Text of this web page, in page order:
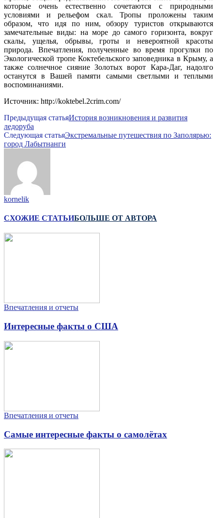
которые очень естественно сочетаются с природными
условиями и рельефом скал. Тропы проложены таким
образом, что идя по ним, обзору туристов открываются
замечательные виды: на море до самого горизонта, вокруг
скалы, ущелья, обрывы, гроты и невероятной красоты
природа. Впечатления, полученные во время прогулки по
Экологической тропе Коктебельского заповедника в Крыму, а
также солнечное сияние Золотых ворот Кара-Даг, надолго
останутся в Вашей памяти самыми светлыми и теплыми
воспоминаниями.
Источник: http://koktebel.2crim.com/
Предыдущая статьяИстория возникновения и развития
ледоруба
Следующая статьяЭкстремальные путешествия по Заполярью:
город Лабытнанги
kornelik
СХОЖИЕ СТАТЬИБОЛЬШЕ ОТ АВТОРА
Впечатления и отчеты
Интересные факты о США
Впечатления и отчеты
Самые интересные факты о самолётах